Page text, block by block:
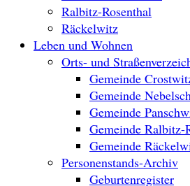
Ralbitz-Rosenthal
Räckelwitz
Leben und Wohnen
Orts- und
Gemeinde
Gemeinde
Gemeinde
Gemeinde Ralbitz-
Gemeinde
Personenstands-Archiv
Geburtenregister